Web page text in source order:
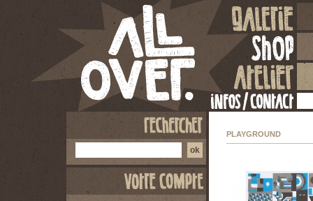
PLAYGROUND